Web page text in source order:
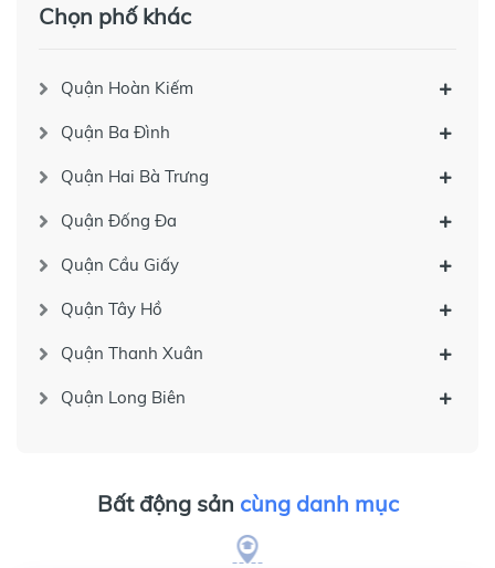
Chọn phố khác
Quận Hoàn Kiếm
Quận Ba Đình
Quận Hai Bà Trưng
Quận Đống Đa
Quận Cầu Giấy
Quận Tây Hồ
Quận Thanh Xuân
Quận Long Biên
Bất động sản cùng danh mục